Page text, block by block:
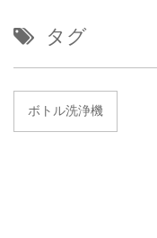
タグ
ボトル洗浄機